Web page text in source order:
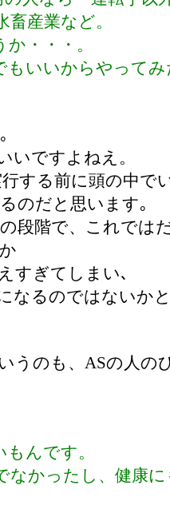
産業など。
・・・。
もいいからやって
いですよねえ。
する前に頭の中で
のだと思います｡
段階で、これでは
すぎてしまい､
なるのではないか
うのも、ASの人の
んです。
なかったし、健康